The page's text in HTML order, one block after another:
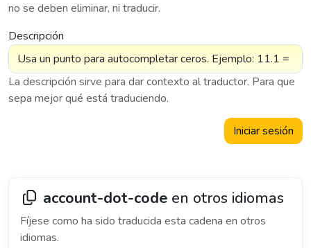
no se deben eliminar, ni traducir.
Descripción
La descripción sirve para dar contexto al traductor. Para que
sepa mejor qué está traduciendo.
Iniciar sesión
account-dot-code en otros idiomas
Fíjese como ha sido traducida esta cadena en otros
idiomas.